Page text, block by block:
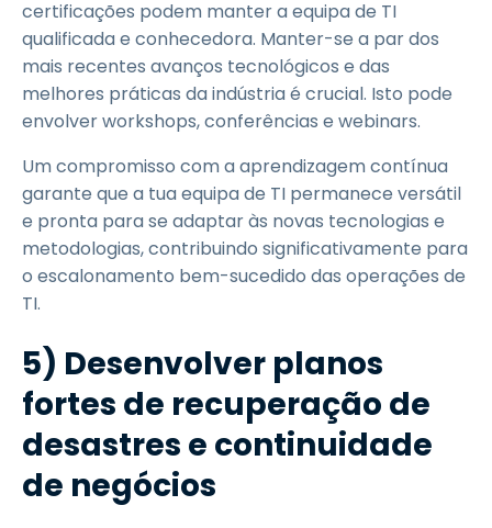
certificações podem manter a equipa de TI
qualificada e conhecedora. Manter-se a par dos
mais recentes avanços tecnológicos e das
melhores práticas da indústria é crucial. Isto pode
envolver workshops, conferências e webinars.
Um compromisso com a aprendizagem contínua
garante que a tua equipa de TI permanece versátil
e pronta para se adaptar às novas tecnologias e
metodologias, contribuindo significativamente para
o escalonamento bem-sucedido das operações de
TI.
5) Desenvolver planos
fortes de recuperação de
desastres e continuidade
de negócios